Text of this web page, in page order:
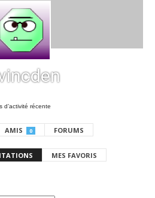
d’activité récente
AMIS 0 FORUMS
MES FAVORIS